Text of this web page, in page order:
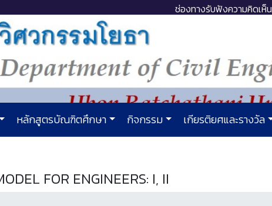
ช่องทางรับฟังความคิดเห็น
หลักสูตรบัณฑิตศึกษา กิจกรรม เกียรติยศและรางวัล
FOR ENGINEERS: I, II